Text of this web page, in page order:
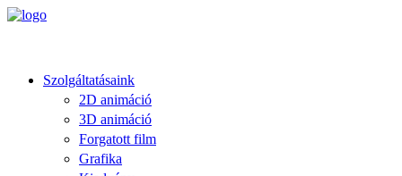
Szolgáltatásaink
2D animáció
3D animáció
Forgatott film
Grafika